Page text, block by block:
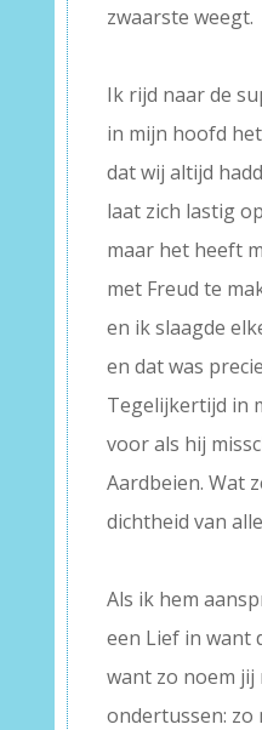
zwaarste weegt.
Ik rijd naar de
in mijn hoofd
dat wij altijd
laat zich lastig
maar het heeft
met Freud te
en ik slaagde
en dat was
Tegelijkertijd in
voor als hij
Aardbeien. Wat
dichtheid van
Als ik hem
een Lief in want
want zo noem jij
ondertussen: zo